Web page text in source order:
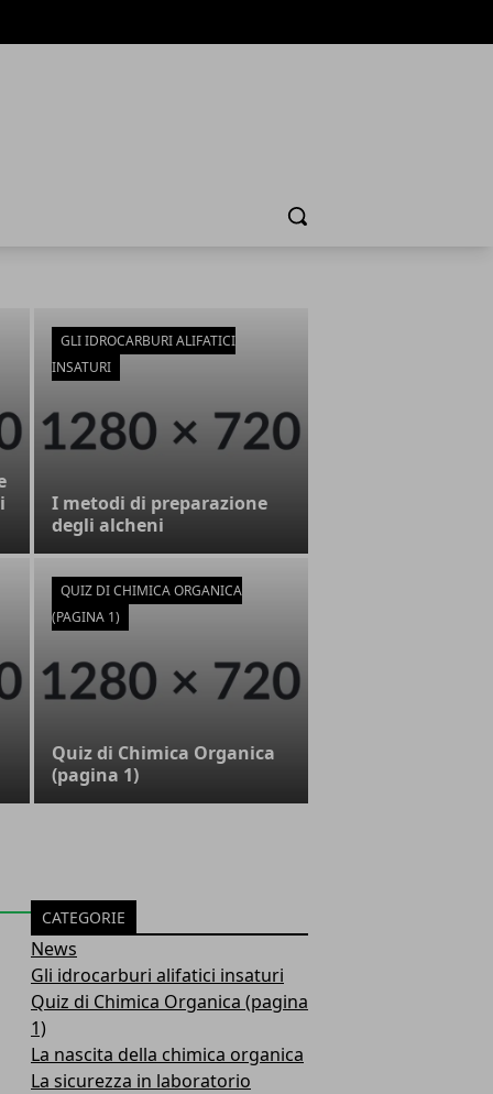
Cerca
GLI IDROCARBURI ALIFATICI
INSATURI
I metodi di preparazione
degli alcheni
QUIZ DI CHIMICA ORGANICA
(PAGINA 1)
Quiz di Chimica Organica
(pagina 1)
CATEGORIE
News
Gli idrocarburi alifatici insaturi
Quiz di Chimica Organica (pagina
1)
La nascita della chimica organica
La sicurezza in laboratorio